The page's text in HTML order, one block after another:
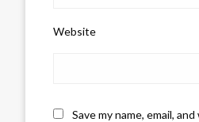
Website
Save my name, email,